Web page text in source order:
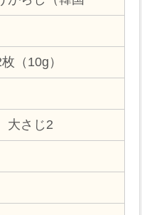
（10g）
大さじ2